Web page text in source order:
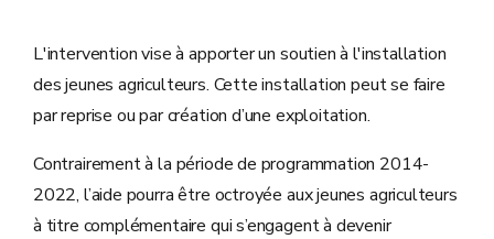
L'intervention vise à apporter un soutien à l'installation
des jeunes agriculteurs. Cette installation peut se faire
par reprise ou par création d’une exploitation.
Contrairement à la période de programmation 2014-
2022, l’aide pourra être octroyée aux jeunes agriculteurs
à titre complémentaire qui s’engagent à devenir